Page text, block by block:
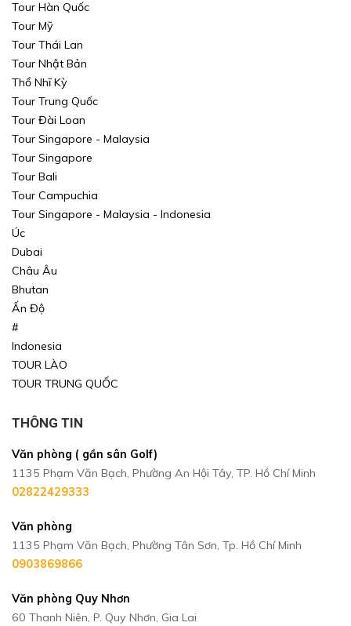
Tour Hàn Quốc
Tour Mỹ
Tour Thái Lan
Tour Nhật Bản
Thổ Nhĩ Kỳ
Tour Trung Quốc
Tour Đài Loan
Tour Singapore - Malaysia
Tour Singapore
Tour Bali
Tour Campuchia
Tour Singapore - Malaysia - Indonesia
Úc
Dubai
Châu Âu
Bhutan
Ấn Độ
#
Indonesia
TOUR LÀO
TOUR TRUNG QUỐC
THÔNG TIN
Văn phòng ( gần sân Golf)
1135 Phạm Văn Bạch, Phường An Hội Tây, TP. Hồ Chí Minh
02822429333
Văn phòng
1135 Phạm Văn Bạch, Phường Tân Sơn, Tp. Hồ Chí Minh
0903869866
Văn phòng Quy Nhơn
60 Thanh Niên, P. Quy Nhơn, Gia Lai